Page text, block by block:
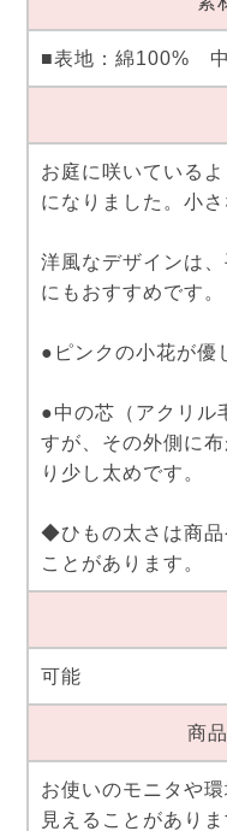
■表地：綿100%
お庭に咲いている
になりました。小
洋風なデザインは
にもおすすめです。
●ピンクの小花が優
●中の芯（アクリル
すが、その外側に
り少し太めです。
◆ひもの太さは商品
ことがあります。
可能
商
お使いのモニタや
見えることがあり